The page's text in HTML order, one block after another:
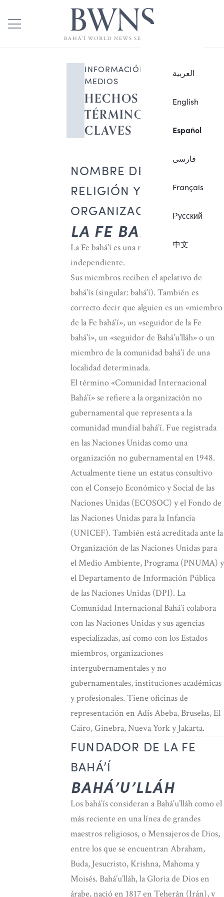
العربية
English
Español
فارسی
Français
Русский
中文
INFORMACIÓN PARA LOS
MEDIOS
HECHOS Y
TÉRMINOS
CLAVES
NOMBRE DE LA
RELIGIÓN Y DE LA
ORGANIZACIÓN
LA FE BAHÁ’Í
La Fe bahá’í es una religión mundial
independiente.
Sus miembros reciben el apelativo de
bahá’ís (singular: bahá’í). También es
correcto decir que alguien es un «miembro
de la Fe bahá’í», un «seguidor de la Fe
bahá’í», un «seguidor de Bahá’u’lláh» o un
miembro de la comunidad bahá’í de una
localidad determinada.
El término «Comunidad Internacional
Bahá’í» se refiere a la organización no
gubernamental que representa a la
comunidad mundial bahá’í. Fue registrada
en las Naciones Unidas como una
organización no gubernamental en 1948.
Actualmente tiene un estatus consultivo
con el Consejo Económico y Social de las
Naciones Unidas (ECOSOC) y el Fondo de
las Naciones Unidas para la Infancia
(UNICEF). También está acreditada ante la
Organización de las Naciones Unidas para
el Medio Ambiente, Programa (PNUMA) y
el Departamento de Información Pública
de las Naciones Unidas (DPI). La
Comunidad Internacional Bahá’í colabora
con las Naciones Unidas y sus agencias
especializadas, así como con los Estados
miembros, organizaciones
intergubernamentales y no
gubernamentales, instituciones académicas
y profesionales. Tiene oficinas de
representación en Adís Abeba, Bruselas, El
Cairo, Ginebra, Nueva York y Jakarta.
FUNDADOR DE LA FE
BAHÁ’Í
BAHÁ’U’LLÁH
Los bahá’ís consideran a Bahá’u’lláh como el
más reciente en una línea de grandes
maestros religiosos, o Mensajeros de Dios,
entre los que se encuentran Abraham,
Buda, Jesucristo, Krishna, Mahoma y
Moisés. Bahá’u’lláh, la Gloria de Dios en
árabe, nació en 1817 en Teherán (Irán), y